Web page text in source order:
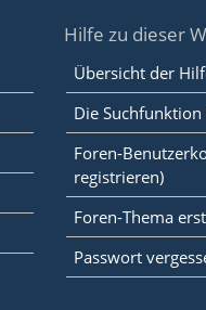
Hilfe zu dieser
Übersicht der
Die
Foren-
registrieren)
Foren-Thema
Passwort